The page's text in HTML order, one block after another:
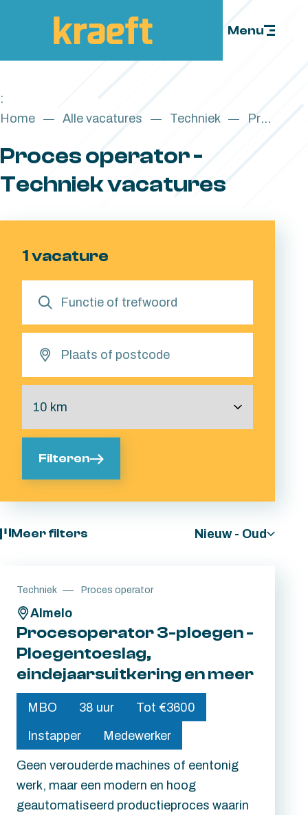
Menu
:
Home
Alle vacatures Techniek Proces operator
Proces operator -
Techniek vacatures
Meer filters Nieuw - Oud
1 vacature
Filteren
Techniek Proces operator
Procesoperator 3-ploegen -
Ploegentoeslag,
eindejaarsuitkering en meer
MBO
38 uur
Tot €3600
Instapper
Medewerker
Almelo
Geen verouderde machines of eentonig
werk, maar een modern en hoog
geautomatiseerd productieproces waarin